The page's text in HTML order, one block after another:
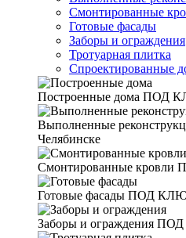
Смонтированные
Готовые фасады
Заборы и ограждения
Тротуарная плитка
Спроектированные
Построенные дома ПОД
Выполненные
Челябинске
Смонтированные кровли
Готовые фасады ПОД
Заборы и ограждения ПОД